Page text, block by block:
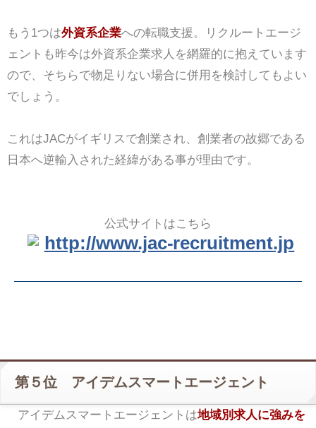
もう1つは外資系企業への転職支援。リクルートエージ
ェントも昨今は外資系企業求人を網羅的に抱えています
ので、そちらで物足りない場合に併用を検討してもよい
でしょう。
これはJACがイギリスで創業され、創業者の故郷である
日本へ逆輸入された経緯がある事が理由です。
公式サイトはこちら
http://www.jac-recruitment.jp
第５位 アイデムスマートエージェント
アイデムスマートエージェントは地域別求人に強みを